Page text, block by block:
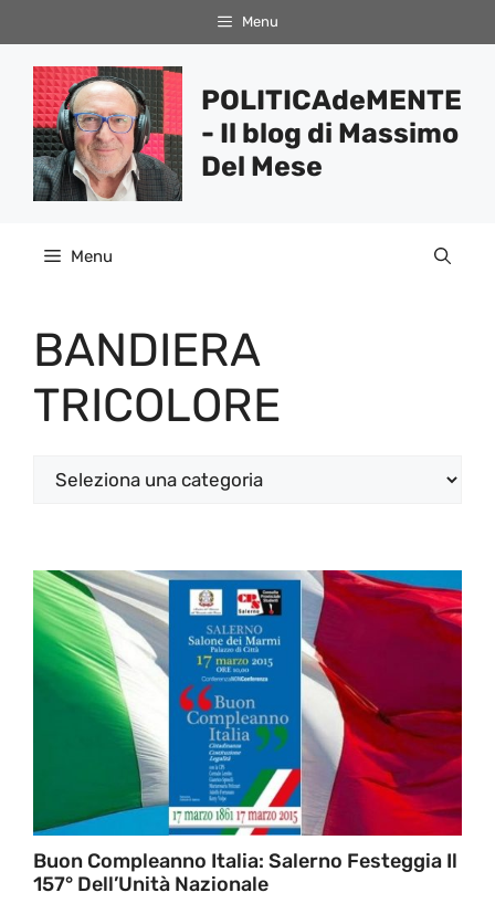
al
contenuto
Menu
POLITICAdeMENTE
- Il blog di Massimo
Del Mese
Menu
BANDIERA
TRICOLORE
Categorie
Buon Compleanno Italia: Salerno Festeggia Il
157° Dell’Unità Nazionale